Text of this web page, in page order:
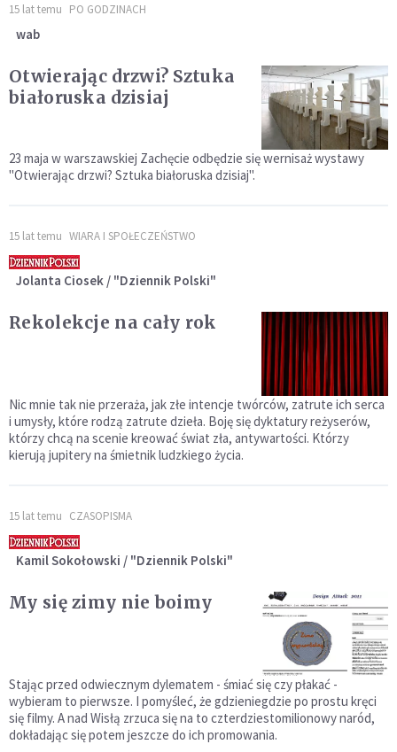
15 lat temu PO GODZINACH
wab
Otwierając drzwi? Sztuka
białoruska dzisiaj
23 maja w warszawskiej Zachęcie odbędzie się wernisaż wystawy
"Otwierając drzwi? Sztuka białoruska dzisiaj".
15 lat temu WIARA I SPOŁECZEŃSTWO
Jolanta Ciosek / "Dziennik Polski"
Rekolekcje na cały rok
Nic mnie tak nie przeraża, jak złe intencje twórców, zatrute ich serca
i umysły, które rodzą zatrute dzieła. Boję się dyktatury reżyserów,
którzy chcą na scenie kreować świat zła, antywartości. Którzy
kierują jupitery na śmietnik ludzkiego życia.
15 lat temu CZASOPISMA
Kamil Sokołowski / "Dziennik Polski"
My się zimy nie boimy
Stając przed odwiecznym dylematem - śmiać się czy płakać -
wybieram to pierwsze. I pomyśleć, że gdzieniegdzie po prostu kręci
się filmy. A nad Wisłą zrzuca się na to czterdziestomilionowy naród,
dokładając się potem jeszcze do ich promowania.